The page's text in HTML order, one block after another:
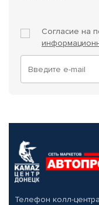
Согласие на
Телефон колл-центра